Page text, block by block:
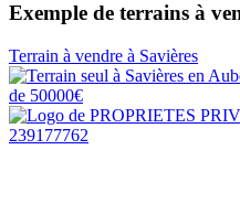
Exemple de terrains à
Terrain à vendre à Savières